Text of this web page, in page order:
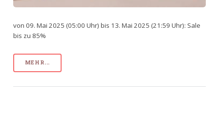
von 09. Mai 2025 (05:00 Uhr) bis 13. Mai 2025 (21:59 Uhr): Sale
bis zu 85%
MEHR...